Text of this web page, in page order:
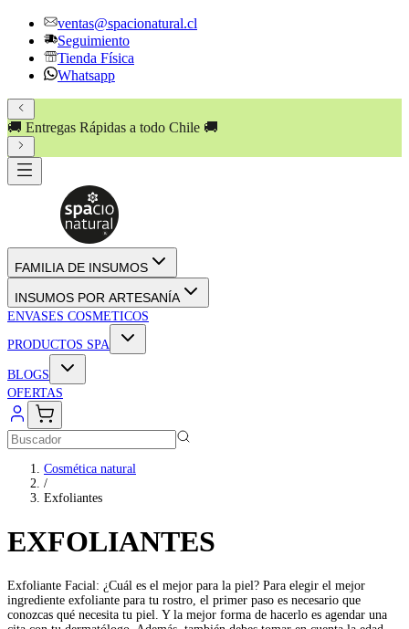
ventas@spacionatural.cl
Seguimiento
Tienda Física
Whatsapp
🚚 Entregas Rápidas a todo Chile 🚚
FAMILIA DE INSUMOS
INSUMOS POR ARTESANÍA
ENVASES COSMETICOS
PRODUCTOS SPA
BLOGS
OFERTAS
Cosmética natural
/
Exfoliantes
EXFOLIANTES
Exfoliante Facial: ¿Cuál es el mejor para la piel? Para elegir el mejor
ingrediente exfoliante para tu rostro, el primer paso es necesario que
conozcas qué necesita tu piel. Y la mejor forma de hacerlo es agendar una